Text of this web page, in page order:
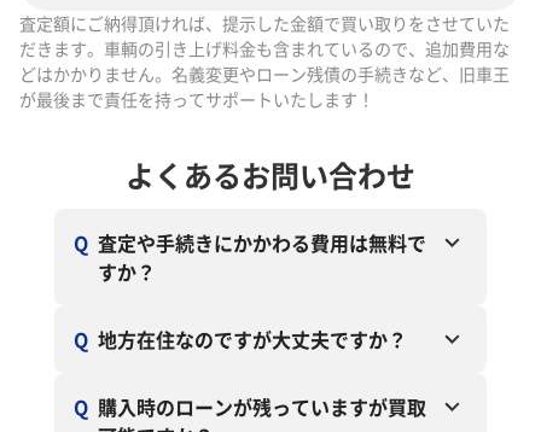
査定額にご納得頂ければ、提示した金額で買い取りをさせていた
だきます。車輌の引き上げ料金も含まれているので、追加費用な
どはかかりません。名義変更やローン残債の手続きなど、旧車王
が最後まで責任を持ってサポートいたします！
よくあるお問い合わせ
Q 査定や手続きにかかわる費用は無料で
すか？
Q 地方在住なのですが大丈夫ですか？
Q 購入時のローンが残っていますが買取